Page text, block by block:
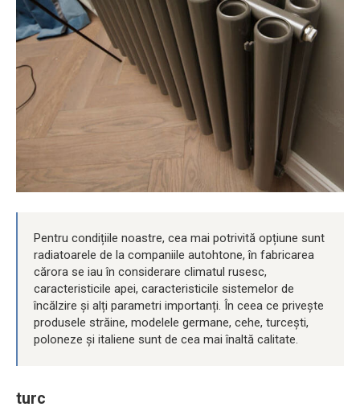
Pentru condițiile noastre, cea mai potrivită opțiune sunt
radiatoarele de la companiile autohtone, în fabricarea
cărora se iau în considerare climatul rusesc,
caracteristicile apei, caracteristicile sistemelor de
încălzire și alți parametri importanți. În ceea ce privește
produsele străine, modelele germane, cehe, turcești,
poloneze și italiene sunt de cea mai înaltă calitate.
turc